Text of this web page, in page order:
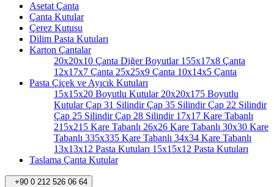
Asetat Çanta
Çanta Kutular
Çerez Kutusu
Dilim Pasta Kutuları
Karton Çantalar
20x20x10 Çanta Diğer Boyutlar155x17x8 Çanta
12x17x7 Çanta 25x25x9 Çanta 10x14x5 Çanta
Pasta Çiçek ve Ayıcık Kutuları
15x15x20 Boyutlu Kutular20x20x175 Boyutlu
KutularÇap 31 SilindirÇap 35 SilindirÇap 22 Silindir
Çap 25 SilindirÇap 28 Silindir17x17 Kare Tabanlı
215x215 Kare Tabanlı 26x26 Kare Tabanlı 30x30 Kare
Tabanlı 335x335 Kare Tabanlı 34x34 Kare Tabanlı
13x13x12 Pasta Kutuları 15x15x12 Pasta Kutuları
Taslama Çanta Kutular
+90 0 212 526 06 64